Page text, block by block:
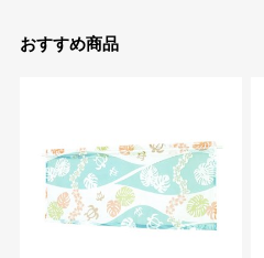
おすすめ商品